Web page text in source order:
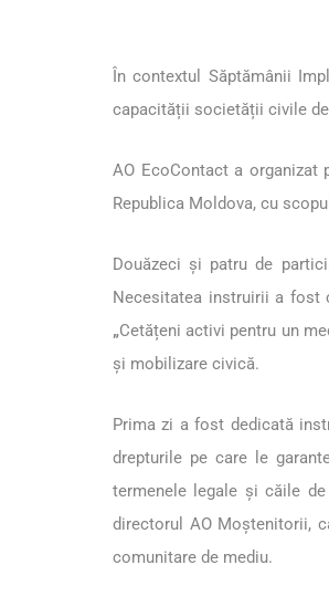
În contextul Săptămânii
capacității societății civile
AO EcoContact a organizat
Republica Moldova, cu
Douăzeci și patru de
Necesitatea instruirii a fost
„Cetățeni activi pentru un
și mobilizare civică.
Prima zi a fost dedicată
drepturile pe care le
termenele legale și căile
directorul AO Moștenitorii,
comunitare de mediu.